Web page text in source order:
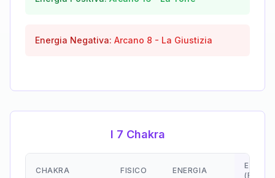
Energia Negativa: Arcano 8 - La Giustizia
I 7 Chakra
CHAKRA FISICO ENERGIA